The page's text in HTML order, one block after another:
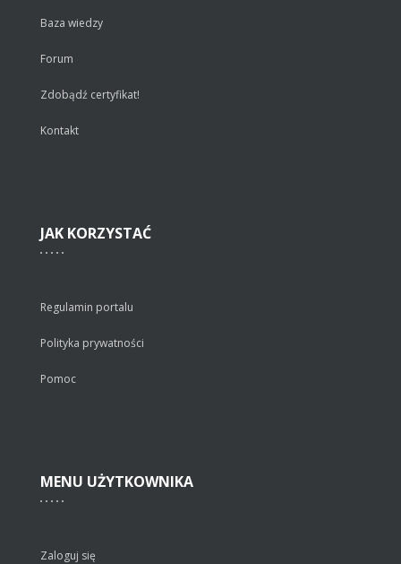
Baza wiedzy
Forum
Zdobądź certyfikat!
Kontakt
JAK KORZYSTAĆ
Regulamin portalu
Polityka prywatności
Pomoc
MENU UŻYTKOWNIKA
Zaloguj się